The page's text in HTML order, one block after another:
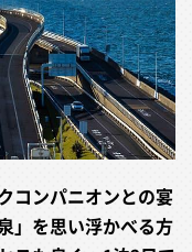
コンパニオンとの宴
」を思い浮かべる方